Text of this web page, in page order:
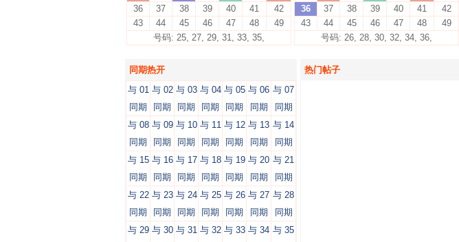
36
37 38 39 40 41
42
43
44 45 46 47 48
49
号码: 25, 27, 29, 31, 33, 35,
36
37 38 39 40 41
42
43
44 45 46 47 48
49
号码: 26, 28, 30, 32, 34, 36,
同期热开
与 01
同期
与 02
同期
与 03
同期
与 04
同期
与 05
同期
与 06
同期
与 07
同期
与 08
同期
与 09
同期
与 10
同期
与 11
同期
与 12
同期
与 13
同期
与 14
同期
与 15
同期
与 16
同期
与 17
同期
与 18
同期
与 19
同期
与 20
同期
与 21
同期
与 22
同期
与 23
同期
与 24
同期
与 25
同期
与 26
同期
与 27
同期
与 28
同期
与 29 与 30 与 31 与 32 与 33 与 34 与 35
热门帖子